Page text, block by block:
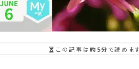
この記事は約5分で読めます